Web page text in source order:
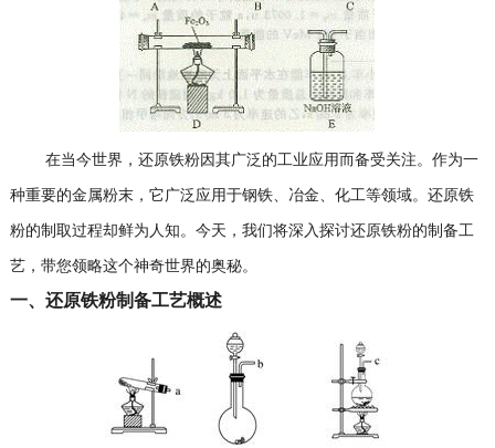
在当今世界，还原铁粉因其广泛的工业应用而备受关注。作为一
种重要的金属粉末，它广泛应用于钢铁、冶金、化工等领域。还原铁
粉的制取过程却鲜为人知。今天，我们将深入探讨还原铁粉的制备工
艺，带您领略这个神奇世界的奥秘。
一、还原铁粉制备工艺概述